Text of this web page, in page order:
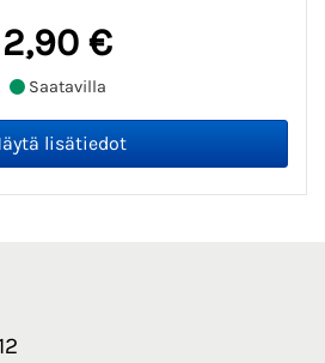
2,90 €
Saatavilla